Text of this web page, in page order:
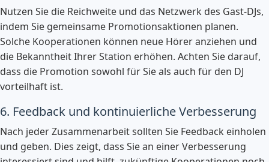
Nutzen Sie die Reichweite und das Netzwerk des Gast-DJs,
indem Sie gemeinsame Promotionsaktionen planen.
Solche Kooperationen können neue Hörer anziehen und
die Bekanntheit Ihrer Station erhöhen. Achten Sie darauf,
dass die Promotion sowohl für Sie als auch für den DJ
vorteilhaft ist.
6. Feedback und kontinuierliche Verbesserung
Nach jeder Zusammenarbeit sollten Sie Feedback einholen
und geben. Dies zeigt, dass Sie an einer Verbesserung